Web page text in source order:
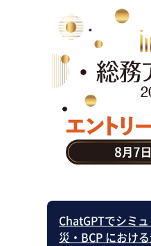
リスクマネジメント・BCP
社外・社内広報
社外・社内コミュニケーシ
FM・オフィス移転
CSR
テクノロジー活用・DX
助成金・補助金・コスト
アウトソーシング・BPO
ChatGPTでシミ
災・BCP におけ